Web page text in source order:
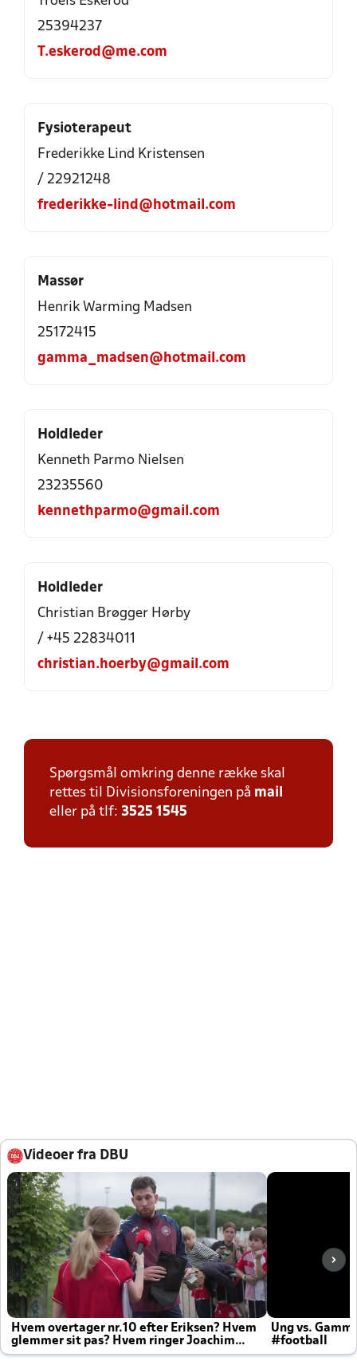
25394237
T.eskerod@me.com
Fysioterapeut
Frederikke Lind Kristensen
/ 22921248
frederikke-lind@hotmail.com
Massør
Henrik Warming Madsen
25172415
gamma_madsen@hotmail.com
Holdleder
Kenneth Parmo Nielsen
23235560
kennethparmo@gmail.com
Holdleder
Christian Brøgger Hørby
/ +45 22834011
christian.hoerby@gmail.com
Spørgsmål omkring denne række skal
rettes til Divisionsforeningen på mail
eller på tlf: 3525 1545
Videoer fra DBU
Hvem overtager nr.10 efter Eriksen? Hvem
glemmer sit pas? Hvem ringer Joachim
altid til efter kampe?
Ung vs.
#football